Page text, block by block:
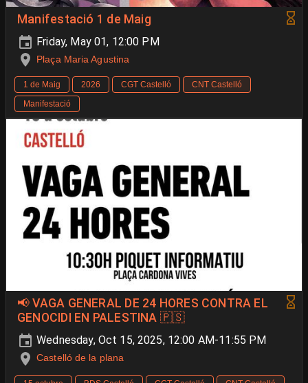
Manifestació 1 de Maig
Friday, May 01, 12:00 PM
Plaça Maria Agustina
1 de Maig 2026 CGT Castelló
CNT Castelló
Manifestació
📢 VAGA GENERAL DE 24 HORES CONTRA EL
GENOCIDI EN PALESTINA 🇵🇸
Wednesday, Oct 15, 2025, 12:00 AM-11:55 PM
Castelló de la plana